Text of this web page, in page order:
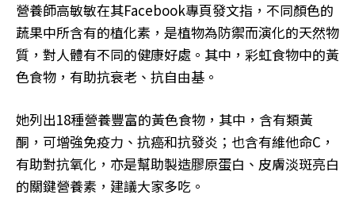
營養師高敏敏在其Facebook專頁發文指，不同顏色的
蔬果中所含有的植化素，是植物為防禦而演化的天然物
質，對人體有不同的健康好處。其中，彩虹食物中的黃
色食物，有助抗衰老、抗自由基。
她列出18種營養豐富的黃色食物，其中，含有類黃
酮，可增強免疫力、抗癌和抗發炎；也含有維他命C，
有助對抗氧化，亦是幫助製造膠原蛋白、皮膚淡斑亮白
的關鍵營養素，建議大家多吃。